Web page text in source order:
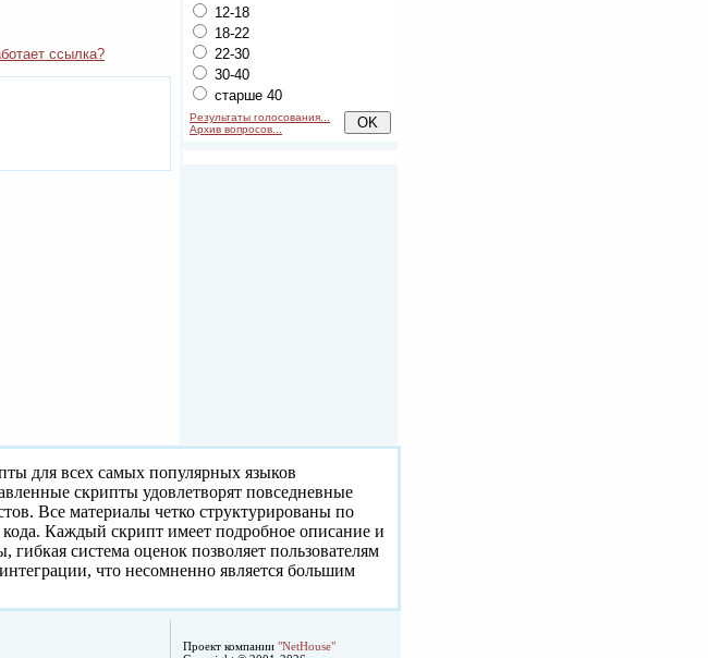
ссылка?
12-18
18-22
22-30
30-40
старше 40
Результаты голосования...
Архив вопросов...
для всех самых популярных языков
скрипты удовлетворят повседневные
Все материалы четко структурированы по
кода. Каждый скрипт имеет подробное описание и
система оценок позволяет пользователям
что несомненно является большим
Проект компании "NetHouse"